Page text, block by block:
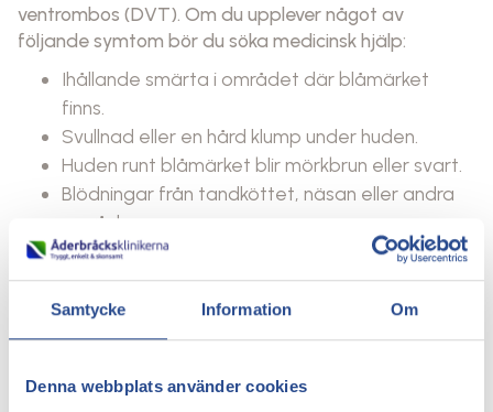
Samtycke Information Om
Denna webbplats använder cookies
ventrombos (DVT). Om du upplever något av
följande symtom bör du söka medicinsk hjälp:
Ihållande smärta i området där blåmärket
finns.
Svullnad eller en hård klump under huden.
Huden runt blåmärket blir mörkbrun eller svart.
Blödningar från tandköttet, näsan eller andra
områden.
Närvaro av blod i urinen eller avföringen.
Dessa symtom kan indikera ett underliggande
problem med blodkoagulation eller blodcirkulation
och bör tas på allvar.
Behandling av blåmärken på benen utan